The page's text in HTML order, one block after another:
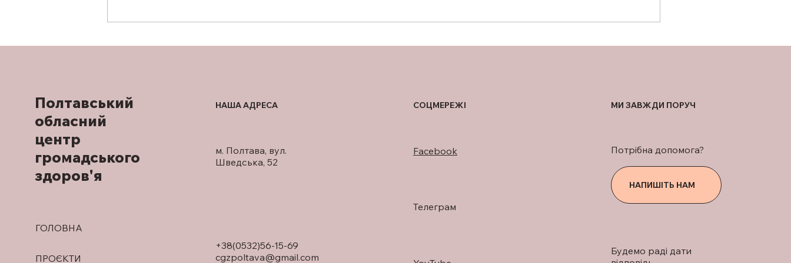
ВЕДУТЬ ПОШУК
ЛІКУВАННЯ
МОЛОКА ТА ЙОГО
ПОРІВНЯННІ З СУМІШАМИ
ГОЛОВНА
ПРОЄКТИ
Полтавський
обласний
центр
громадського
здоров'я
+38(0532)56-15-69
cgzpoltava@gmail.com
м. Полтава, вул.
Шведська, 52
НАША АДРЕСА СОЦМЕРЕЖІ
Facebook
Телеграм
Будемо раді дати
НАПИШІТЬ НАМ
Потрібна допомога?
МИ ЗАВЖДИ ПОРУЧ